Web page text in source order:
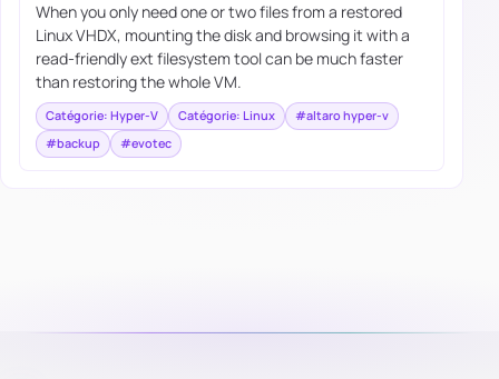
When you only need one or two files from a restored
Linux VHDX, mounting the disk and browsing it with a
read-friendly ext filesystem tool can be much faster
than restoring the whole VM.
Catégorie: Hyper-V Catégorie: Linux
#altaro hyper-v
#backup
#evotec